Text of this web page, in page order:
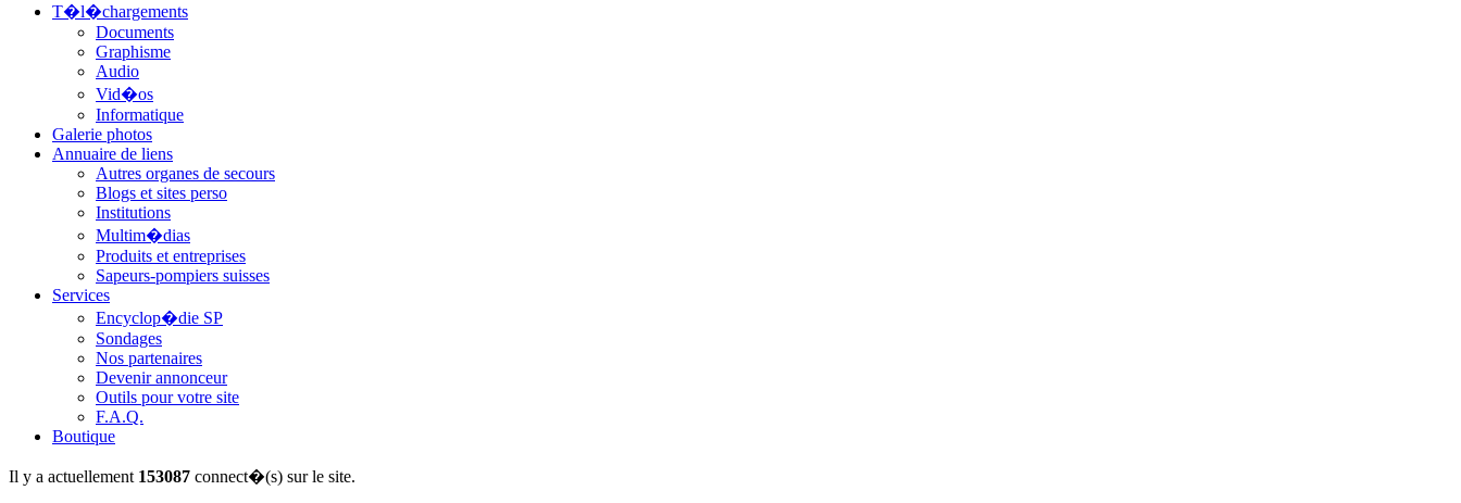
T�l�chargements
Documents
Graphisme
Audio
Vid�os
Informatique
Galerie photos
Annuaire de liens
Autres organes de secours
Blogs et sites perso
Institutions
Multim�dias
Produits et entreprises
Sapeurs-pompiers suisses
Services
Encyclop�die SP
Sondages
Nos partenaires
Devenir annonceur
Outils pour votre site
F.A.Q.
Boutique
Il y a actuellement 153087 connect�(s) sur le site.